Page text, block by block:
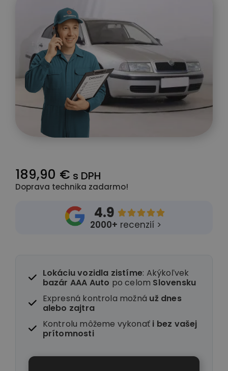
189,90 € s DPH
Doprava technika zadarmo!
4.9 
2000+ recenzií >
Lokáciu vozidla zistíme: Akýkoľvek
bazár AAA Auto po celom Slovensku
Expresná kontrola možná už dnes
alebo zajtra
Kontrolu môžeme vykonať i bez vašej
prítomnosti